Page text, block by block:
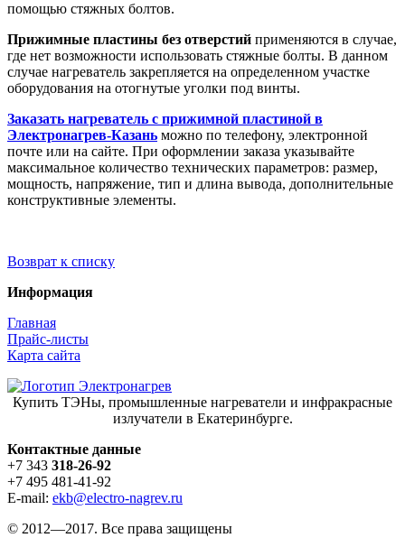
помощью стяжных болтов.
Прижимные пластины без отверстий применяются в случае,
где нет возможности использовать стяжные болты. В данном
случае нагреватель закрепляется на определенном участке
оборудования на отогнутые уголки под винты.
Заказать нагреватель с прижимной пластиной в
Электронагрев-Казань можно по телефону, электронной
почте или на сайте. При оформлении заказа указывайте
максимальное количество технических параметров: размер,
мощность, напряжение, тип и длина вывода, дополнительные
конструктивные элементы.
Возврат к списку
Информация
Главная
Прайс-листы
Карта сайта
Купить ТЭНы, промышленные нагреватели и инфракрасные
излучатели в Екатеринбурге.
Контактные данные
+7 343 318-26-92
+7 495 481-41-92
E-mail: ekb@electro-nagrev.ru
© 2012—2017. Все права защищены